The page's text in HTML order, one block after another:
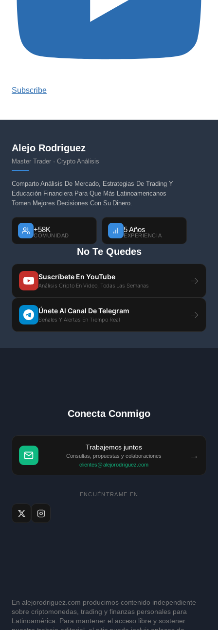
Subscribe
Alejo Rodriguez
Master Trader · Crypto Análisis
Comparto Análisis De Mercado, Estrategias De Trading Y
Educación Financiera Para Que Más Latinoamericanos
Tomen Mejores Decisiones Con Su Dinero.
+58K
COMUNIDAD
5 Años
EXPERIENCIA
No Te Quedes
Suscríbete En YouTube
Análisis Cripto En Video, Todas Las Semanas →
Únete Al Canal De Telegram
Señales Y Alertas En Tiempo Real →
Conecta Conmigo
Trabajemos juntos
Consultas, propuestas y colaboraciones
clientes@alejorodriguez.com
→
ENCUÉNTRAME EN
En alejorodriguez.com producimos contenido independiente
sobre criptomonedas, trading y finanzas personales para
Latinoamérica. Para mantener el acceso libre y sostener